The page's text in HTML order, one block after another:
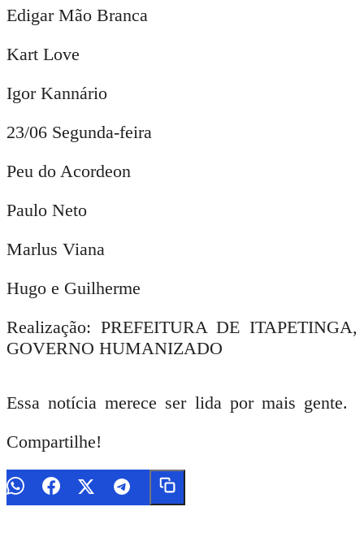
Edigar Mão Branca
Kart Love
Igor Kannário
23/06 Segunda-feira
Peu do Acordeon
Paulo Neto
Marlus Viana
Hugo e Guilherme
Realização: PREFEITURA DE ITAPETINGA,
GOVERNO HUMANIZADO
Essa notícia merece ser lida por mais gente.
Compartilhe!